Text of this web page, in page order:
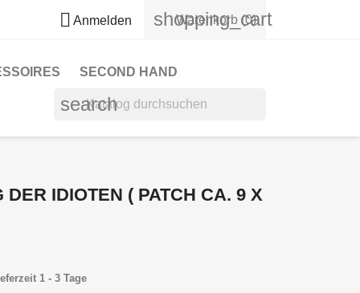
 Anmelden shopping_cart
Warenkorb (0)
SECOND HAND
search
DER IDIOTEN ( PATCH CA. 9 X
1 - 3 Tage